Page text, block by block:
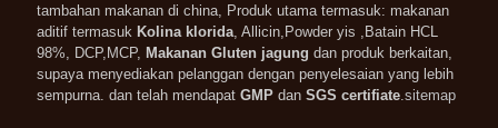
tambahan makanan di china, Produk utama termasuk: makanan
aditif termasuk Kolina klorida , Allicin,Powder yis ,Batain HCL
98%, DCP,MCP, Makanan Gluten jagung dan produk berkaitan,
supaya menyediakan pelanggan dengan penyelesaian yang lebih
sempurna. dan telah mendapat GMP dan SGS certifiate sitemap